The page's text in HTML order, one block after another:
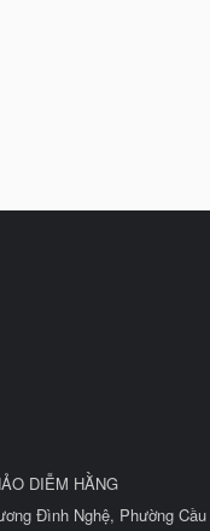
DIỄM HẰNG
Đình Nghệ, Phường